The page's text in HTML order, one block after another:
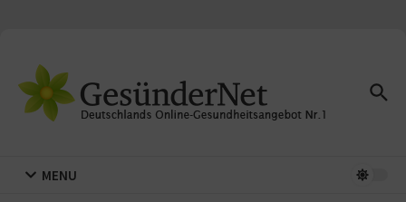
MENU